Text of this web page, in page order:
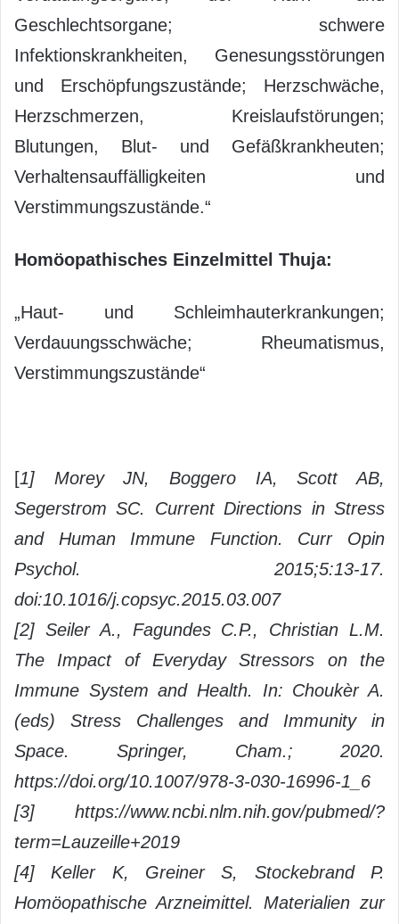
Geschlechtsorgane; schwere
Infektionskrankheiten, Genesungsstörungen
und Erschöpfungszustände; Herzschwäche,
Herzschmerzen, Kreislaufstörungen;
Blutungen, Blut- und Gefäßkrankheuten;
Verhaltensauffälligkeiten und
Verstimmungszustände.“
Homöopathisches Einzelmittel Thuja:
„Haut- und Schleimhauterkrankungen;
Verdauungsschwäche; Rheumatismus,
Verstimmungszustände“
[1] Morey JN, Boggero IA, Scott AB,
Segerstrom SC. Current Directions in Stress
and Human Immune Function. Curr Opin
Psychol. 2015;5:13-17.
doi:10.1016/j.copsyc.2015.03.007
[2] Seiler A., Fagundes C.P., Christian L.M.
The Impact of Everyday Stressors on the
Immune System and Health. In: Choukèr A.
(eds) Stress Challenges and Immunity in
Space. Springer, Cham.; 2020.
https://doi.org/10.1007/978-3-030-16996-1_6
[3] https://www.ncbi.nlm.nih.gov/pubmed/?
term=Lauzeille+2019
[4] Keller K, Greiner S, Stockebrand P.
Homöopathische Arzneimittel. Materialien zur